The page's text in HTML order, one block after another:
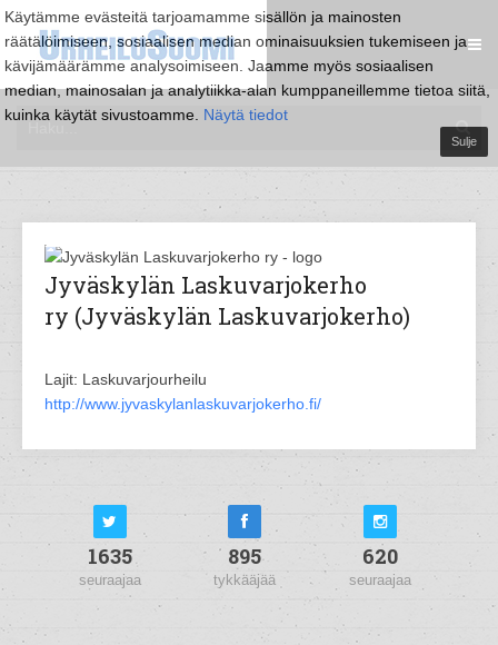
Käytämme evästeitä tarjoamamme sisällön ja mainosten
räätälöimiseen, sosiaalisen median ominaisuuksien tukemiseen ja
kävijämäärämme analysoimiseen. Jaamme myös sosiaalisen
median, mainosalan ja analytiikka-alan kumppaneillemme tietoa siitä,
kuinka käytät sivustoamme. Näytä tiedot
Sulje
Jyväskylän Laskuvarjokerho
ry (Jyväskylän Laskuvarjokerho)
Lajit: Laskuvarjourheilu
http://www.jyvaskylanlaskuvarjokerho.fi/
1635
seuraajaa
895
tykkääjää
620
seuraajaa